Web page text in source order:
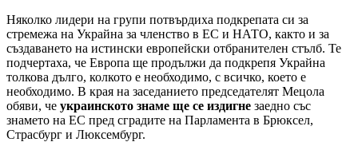
Няколко лидери на групи потвърдиха подкрепата си за
стремежа на Украйна за членство в ЕС и НАТО, както и за
създаването на истински европейски отбранителен стълб. Те
подчертаха, че Европа ще продължи да подкрепя Украйна
толкова дълго, колкото е необходимо, с всичко, което е
необходимо. В края на заседанието председателят Мецола
обяви, че украинското знаме ще се издигне заедно със
знамето на ЕС пред сградите на Парламента в Брюксел,
Страсбург и Люксембург.